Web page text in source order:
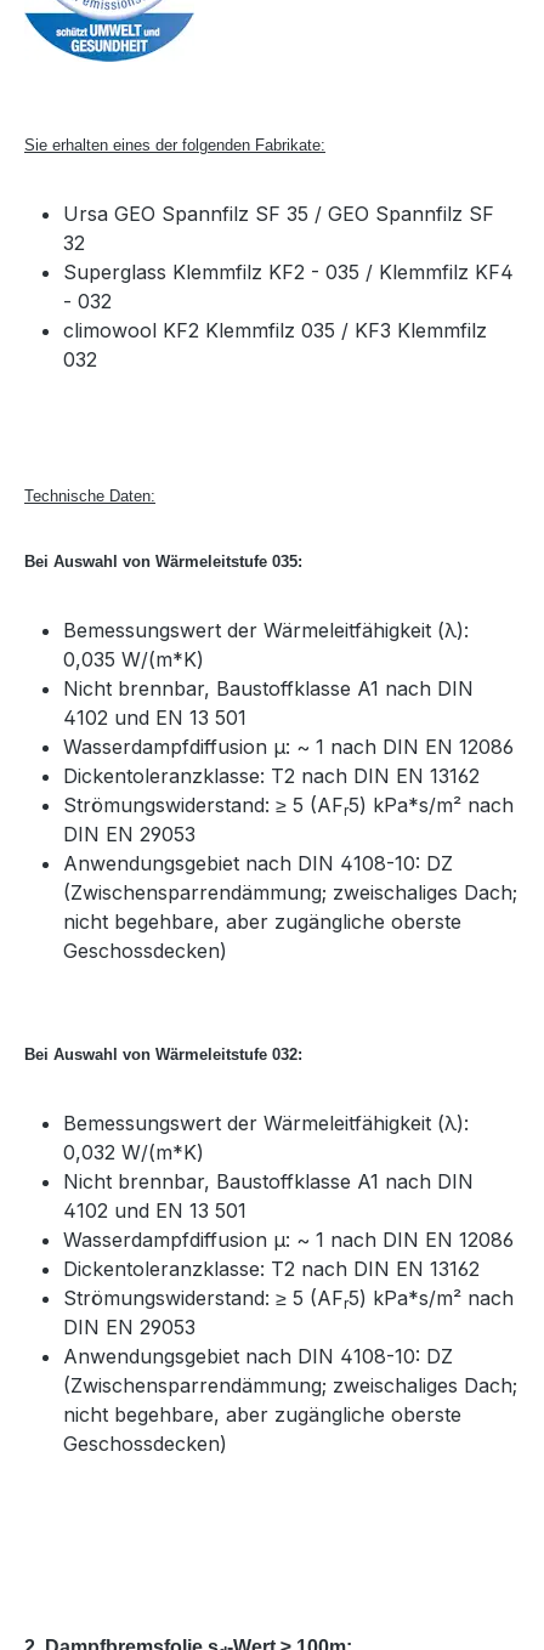
Sie erhalten eines der folgenden Fabrikate:
Ursa GEO Spannfilz SF 35 / GEO Spannfilz SF
32
Superglass Klemmfilz KF2 - 035 / Klemmfilz KF4
- 032
climowool KF2 Klemmfilz 035 / KF3 Klemmfilz
032
Technische Daten:
Bei Auswahl von Wärmeleitstufe 035:
Bemessungswert der Wärmeleitfähigkeit (λ):
0,035 W/(m*K)
Nicht brennbar, Baustoffklasse A1 nach DIN
4102 und EN 13 501
Wasserdampfdiffusion μ: ~ 1 nach DIN EN 12086
Dickentoleranzklasse: T2 nach DIN EN 13162
Strömungswiderstand: ≥ 5 (AFr5) kPa*s/m² nach
DIN EN 29053
Anwendungsgebiet nach DIN 4108-10: DZ
(Zwischensparrendämmung; zweischaliges Dach;
nicht begehbare, aber zugängliche oberste
Geschossdecken)
Bei Auswahl von Wärmeleitstufe 032:
Bemessungswert der Wärmeleitfähigkeit (λ):
0,032 W/(m*K)
Nicht brennbar, Baustoffklasse A1 nach DIN
4102 und EN 13 501
Wasserdampfdiffusion μ: ~ 1 nach DIN EN 12086
Dickentoleranzklasse: T2 nach DIN EN 13162
Strömungswiderstand: ≥ 5 (AFr5) kPa*s/m² nach
DIN EN 29053
Anwendungsgebiet nach DIN 4108-10: DZ
(Zwischensparrendämmung; zweischaliges Dach;
nicht begehbare, aber zugängliche oberste
Geschossdecken)